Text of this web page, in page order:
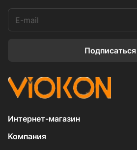
Подписаться
Интернет-магазин
Компания